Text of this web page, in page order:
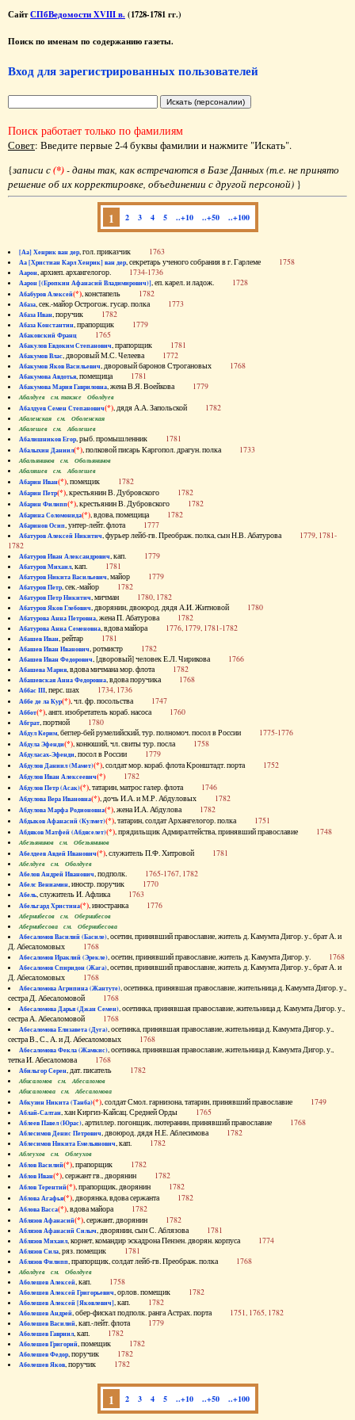
СайтСПбВедомости XVIII в. (1728-1781 гг.)
Поиск по именам по содержанию газеты.
Вход для зарегистрированных пользователей
Поиск работает только по фамилиям
Совет: Введите первые 2-4 буквы фамилии и нажмите "Искать".
{записи с(*)- даны так, как встречаются в Базе Данных (т.е. не принято
решение об их корректировке, объединении с другой персоной) }
1 2 3 4 5 ..+10 ..+50 ..+100
[Аа] Хенрик ван дер, гол. приказчик 1763
Аа [Христиан Карл Хенрик] ван дер, секретарь ученого собрания в г. Гарлеме 1758
Аарон, архиеп. архангелогор. 1734-1736
Аарон [(Еропкин Афанасий Владимирович)], еп. карел. и ладож. 1728
Абабуров Алексей(*), констапель 1782
Абаза, сек.-майор Острогож. гусар. полка 1773
Абаза Иван, поручик 1782
Абаза Константин, прапорщик 1779
Абаковский Франц 1765
Абакулов Евдоким Степанович, прапорщик 1781
Абакумов Влас, дворовый М.С. Челеева 1772
Абакумов Яков Васильевич, дворовый баронов Строгановых 1768
Абакумова Авдотья, помещица 1781
Абакумова Мария Гавриловна, жена В.Я. Воейкова 1779
Абалдуев см. также Оболдуев
Абалдуев Семен Степанович(*), дядя А.А. Запольской 1782
Абаленская см. Оболенская
Абалешев см. Аболешев
Абалишников Егор, рыб. промышленник 1781
Абалыхин Даниил(*), полковой писарь Каргопол. драгун. полка 1733
Абальянинов см. Обольянинов
Абаляшев см. Аболешев
Абарин Иван(*), помещик 1782
Абарин Петр(*), крестьянин В. Дубровского 1782
Абарин Филипп(*), крестьянин В. Дубровского 1782
Абарина Соломонида(*), вдова, помещица 1782
Абаринов Осип, унтер-лейт. флота 1777
Абатуров Алексей Никитич, фурьер лейб-гв. Преображ. полка, сын Н.В. Абатурова 1779, 1781-
1782
Абатуров Иван Александрович, кап. 1779
Абатуров Михаил, кап. 1781
Абатуров Никита Васильевич, майор 1779
Абатуров Петр, сек.-майор 1782
Абатуров Петр Никитич, мичман 1780, 1782
Абатуров Яков Глебович, дворянин, двоюрод. дядя А.И. Житновой 1780
Абатурова Анна Петровна, жена П. Абатурова 1782
Абатурова Анна Семеновна, вдова майора 1776, 1779, 1781-1782
Абашев Иван, рейтар 1781
Абашев Иван Иванович, ротмистр 1782
Абашев Иван Федорович, [дворовый] человек Е.Л. Чирикова 1766
Абашева Мария, вдова мичмана мор. флота 1782
Абашевская Анна Федоровна, вдова поручика 1768
Аббас III, перс. шах 1734, 1736
Аббе де ла Кур(*), чл. фр. посольства 1747
Аббот(*), англ. изобретатель кораб. насоса 1760
Абграт, портной 1780
Абдул Керим, беглер-бей румелийский, тур. полномоч. посол в России 1775-1776
Абдула Эфенди(*), конюший, чл. свиты тур. посла 1758
Абдуласах-Эфенди, посол в России 1779
Абдулов Даниил (Мамет)(*), солдат мор. кораб. флота Кронштадт. порта 1752
Абдулов Иван Алексеевич(*) 1782
Абдулов Петр (Асак)(*), татарин, матрос галер. флота 1746
Абдулова Вера Ивановна(*), дочь И.А. и М.Р. Абдуловых 1782
Абдулова Марфа Родионовна(*), жена И.А. Абдулова 1782
Абдыков Афанасий (Кулмет)(*), татарин, солдат Архангелогор. полка 1751
Абдяков Матфей (Абдяселет)(*), прядильщик Адмиралтейства, принявший православие 1748
Абезьянинов см. Обезьянинов
Абелдеев Авдей Иванович(*), служитель П.Ф. Хитровой 1781
Абелдуев см. Оболдуев
Абелов Андрей Иванович, подполк. 1765-1767, 1782
Абелс Вениамин, иностр. поручик 1770
Абель, служитель И. Афлика 1763
Абельгард Христина(*), иностранка 1776
Абернибесов см. Обернибесов
Абернибесова см. Обернибесова
Абесаломов Василий (Басиле), осетин, принявший православие, житель д. Камумта Дигор. у., брат А. и
Д. Абесаломовых 1768
Абесаломов Ираклий (Эрекле), осетин, принявший православие, житель д. Камумта Дигор. у. 1768
Абесаломов Спиридон (Жага), осетин, принявший православие, житель д. Камумта Дигор. у., брат А. и
Д. Абесаломовых 1768
Абесаломова Агрипина (Жантуте), осетинка, принявшая православие, жительница д. Камумта Дигор. у.,
сестра Д. Абесаломовой 1768
Абесаломова Дарья (Джан Семен), осетинка, принявшая православие, жительница д. Камумта Дигор. у.,
сестра А. Абесаломовой 1768
Абесаломова Елизавета (Дуга), осетинка, принявшая православие, жительница д. Камумта Дигор. у.,
сестра В., С., А. и Д. Абесаломовых 1768
Абесаломова Фекла (Жамкис), осетинка, принявшая православие, жительница д. Камумта Дигор. у.,
тетка И. Абесаломова 1768
Абильгор Серен, дат. писатель 1782
Абисаломов см. Абесаломов
Абисаломова см. Абесаломова
Абкузин Никита (Танба)(*), солдат Смол. гарнизона, татарин, принявший православие 1749
Аблай-Салтан, хан Киргиз-Кайсац. Средней Орды 1765
Аблеев Павел (Юрас), артиллер. погонщик, лютеранин, принявший православие 1768
Аблесимов Денис Петрович, двоюрод. дядя Н.Е. Аблесимова 1782
Аблесимов Никита Емельянович, кап. 1782
Аблеухов см. Облеухов
Аблов Василий(*), прапорщик 1782
Аблов Иван(*), сержант гв., дворянин 1782
Аблов Терентий(*), прапорщик, дворянин 1782
Аблова Агафья(*), дворянка, вдова сержанта 1782
Аблова Васса(*), вдова майора 1782
Аблязов Афанасий(*), сержант, дворянин 1782
Аблязов Афанасий Силыч, дворянин, сын С. Аблязова 1781
Аблязов Михаил, корнет, командир эскадрона Пензен. дворян. корпуса 1774
Аблязов Сила, ряз. помещик 1781
Аблязов Филипп, прапорщик, солдат лейб-гв. Преображ. полка 1768
Аболдуев см. Оболдуев
Аболешев Алексей, кап. 1758
Аболешев Алексей Григорьевич, орлов. помещик 1782
Аболешев Алексей [Яковлевич], кап. 1782
Аболешев Андрей, обер-фискал подполк. ранга Астрах. порта 1751, 1765, 1782
Аболешев Василий, кап.-лейт. флота 1779
Аболешев Гавриил, кап. 1782
Аболешев Григорий, помещик 1782
Аболешев Федор, поручик 1782
Аболешев Яков, поручик 1782
1 2 3 4 5 ..+10 ..+50 ..+100